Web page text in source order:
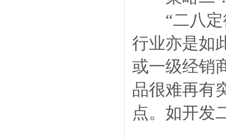
“二八定律
行业亦是如
或一级经销
品很难再有
点。如开发